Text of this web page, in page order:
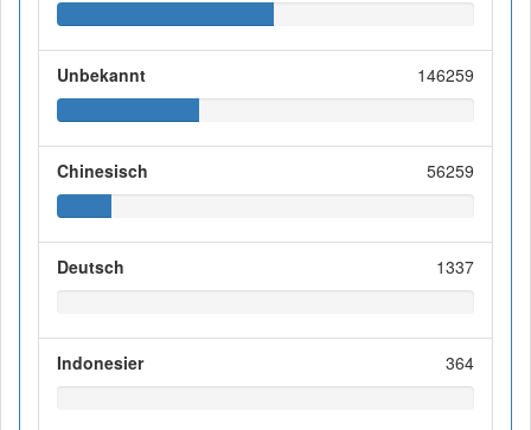
Unbekannt 146259
Chinesisch 56259
Deutsch 1337
Indonesier 364